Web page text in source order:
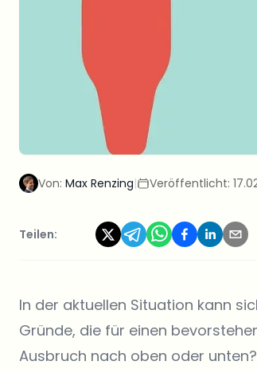
Von: Max Renzing| Veröffentlicht:
Teilen:
In der aktuellen Situation kann
Gründe, die für einen
Ausbruch nach oben oder unten?